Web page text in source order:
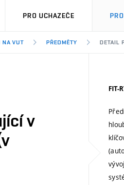
PRO UCHAZEČE
NA VUT PŘEDMĚTY DETAIL
v
FIT-